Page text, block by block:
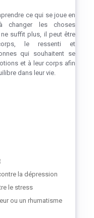
ce qui se joue en
changer les choses
suffit plus, il peut être
le ressenti et
qui souhaitent se
et à leur corps afin
dans leur vie.
la dépression
le stress
ou un rhumatisme